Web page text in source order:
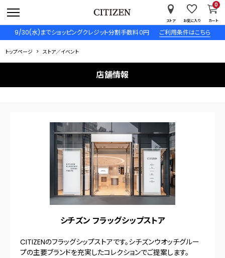
9/30(水)までショッピングクレジット分割手数料０円 ご利用条件はこちら
ストア お気に入り カート
0
トップページ ストア／イベント
店舗情報
シチズン フラッグシップストア
CITIZENのフラッグシップストアです。シチズンウオッチグルー
プの主要ブランドを充実したコレクションでご提案します。